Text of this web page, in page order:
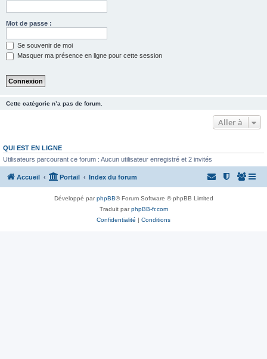
Mot de passe :
Se souvenir de moi
Masquer ma présence en ligne pour cette session
Cette catégorie n’a pas de forum.
Aller à
QUI EST EN LIGNE
Utilisateurs parcourant ce forum : Aucun utilisateur enregistré et 2 invités
Accueil Portail Index du forum
Développé parphpBB® Forum Software © phpBB Limited
Traduit parphpBB-fr.com
Confidentialité | Conditions